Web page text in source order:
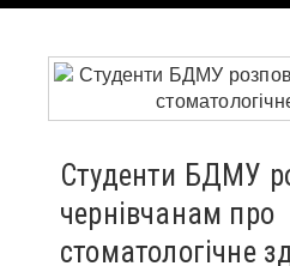
Студенти БДМУ
чернівчанам про
стоматологічне